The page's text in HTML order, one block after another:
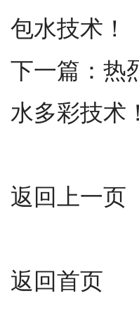
包水技术！
下一篇： 热
水多彩技术！
返回上一页
返回首页